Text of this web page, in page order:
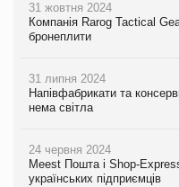
31 жовтня 2024
Компанія Rarog Tactical
бронеплити
31 липня 2024
Напівфабрикати та
нема світла
24 червня 2024
Meest Пошта і Shop-
українських підприємців